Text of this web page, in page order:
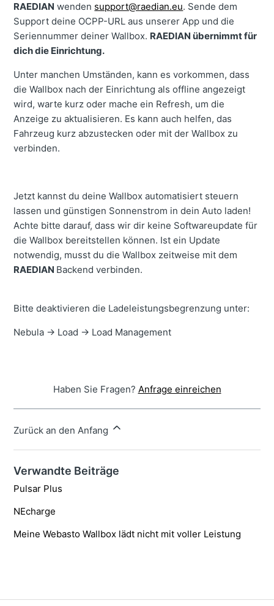
RAEDIAN wenden support@raedian.eu. Sende dem
Support deine OCPP-URL aus unserer App und die
Seriennummer deiner Wallbox. RAEDIAN übernimmt für
dich die Einrichtung.
Unter manchen Umständen, kann es vorkommen, dass
die Wallbox nach der Einrichtung als offline angezeigt
wird, warte kurz oder mache ein Refresh, um die
Anzeige zu aktualisieren. Es kann auch helfen, das
Fahrzeug kurz abzustecken oder mit der Wallbox zu
verbinden.
Jetzt kannst du deine Wallbox automatisiert steuern
lassen und günstigen Sonnenstrom in dein Auto laden!
Achte bitte darauf, dass wir dir keine Softwareupdate für
die Wallbox bereitstellen können. Ist ein Update
notwendig, musst du die Wallbox zeitweise mit dem
RAEDIAN Backend verbinden.
Bitte deaktivieren die Ladeleistungsbegrenzung unter:
Nebula -> Load -> Load Management
Haben Sie Fragen? Anfrage einreichen
Zurück an den Anfang
Verwandte Beiträge
Pulsar Plus
NEcharge
Meine Webasto Wallbox lädt nicht mit voller Leistung